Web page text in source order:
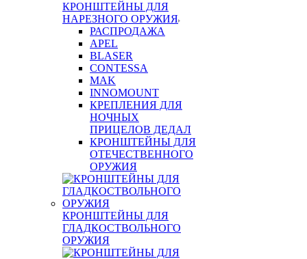
КРОНШТЕЙНЫ ДЛЯ
НАРЕЗНОГО ОРУЖИЯ
РАСПРОДАЖА
APEL
BLASER
CONTESSA
MAK
INNOMOUNT
КРЕПЛЕНИЯ ДЛЯ
НОЧНЫХ
ПРИЦЕЛОВ ДЕДАЛ
КРОНШТЕЙНЫ ДЛЯ
ОТЕЧЕСТВЕННОГО
ОРУЖИЯ
КРОНШТЕЙНЫ ДЛЯ
ГЛАДКОСТВОЛЬНОГО
ОРУЖИЯ